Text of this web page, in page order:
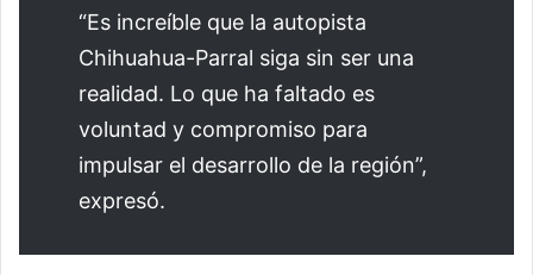
“Es increíble que la autopista
Chihuahua-Parral siga sin ser una
realidad. Lo que ha faltado es
voluntad y compromiso para
impulsar el desarrollo de la región”,
expresó.